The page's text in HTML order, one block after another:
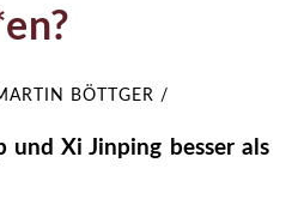
BÖTTGER /
und Xi Jinping besser als